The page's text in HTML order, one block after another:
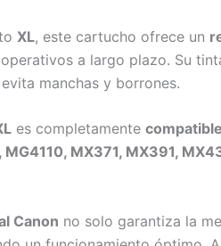
XL, este cartucho ofrece un
a largo plazo. Su
manchas y borrones.
es completamente
MX371, MX391,
Canon no solo garantiza la